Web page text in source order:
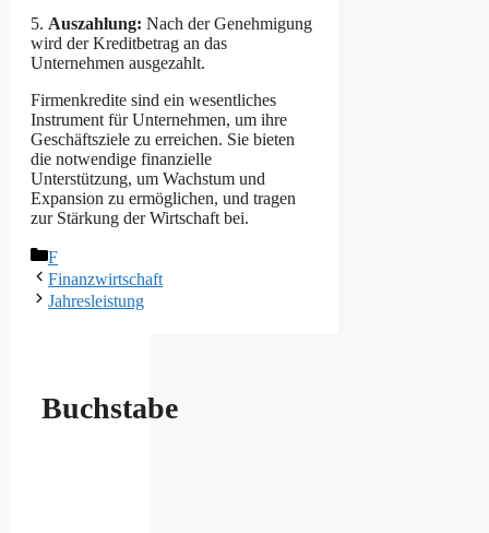
5. Auszahlung: Nach der Genehmigung
wird der Kreditbetrag an das
Unternehmen ausgezahlt.
Firmenkredite sind ein wesentliches
Instrument für Unternehmen, um ihre
Geschäftsziele zu erreichen. Sie bieten
die notwendige finanzielle
Unterstützung, um Wachstum und
Expansion zu ermöglichen, und tragen
zur Stärkung der Wirtschaft bei.
Kategorien
F
Finanzwirtschaft
Jahresleistung
Buchstabe